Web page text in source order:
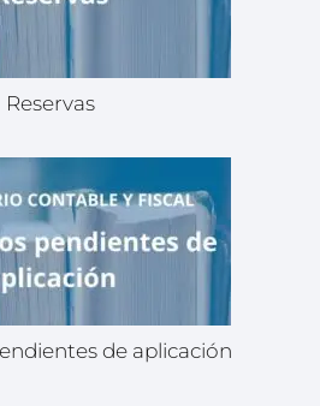
Reservas
de aplicación